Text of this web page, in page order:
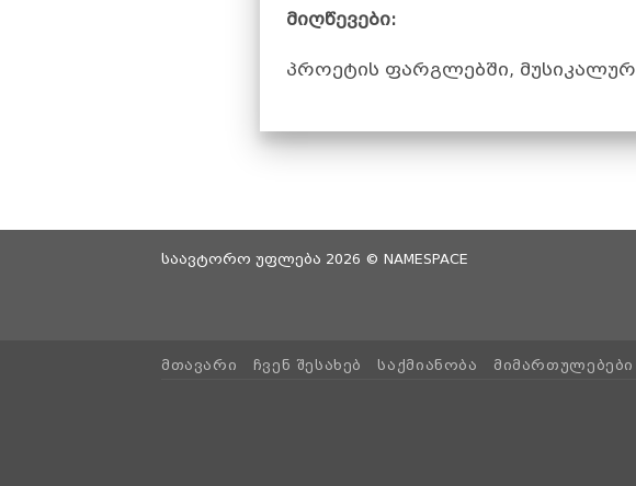
მიღწევები:
პროეტის ფარგლებში,
საავტორო უფლება 2026 © NAMESPACE
ᲛᲗᲐᲕᲐᲠᲘ ᲩᲕᲔᲜ ᲨᲔᲡᲐᲮᲔᲑ ᲡᲐᲥᲛᲘᲐᲜᲝᲑᲐ ᲛᲘᲛᲐᲠᲗᲣᲚᲔᲑᲔᲑᲘ